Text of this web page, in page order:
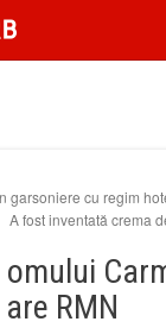
garsoniere cu regim
A fost inventată crema
RMN